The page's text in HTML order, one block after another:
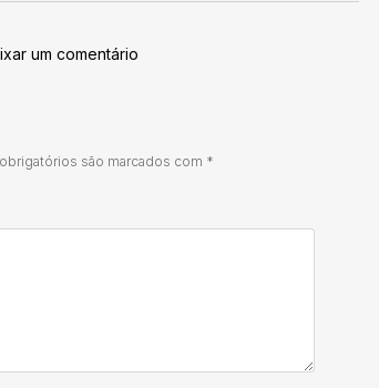
um comentário
são marcados com *